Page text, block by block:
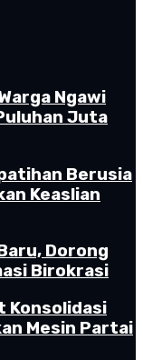
Ngawi
Juta
Berusia
Keaslian
Dorong
Birokrasi
Konsolidasi
Mesin Partai